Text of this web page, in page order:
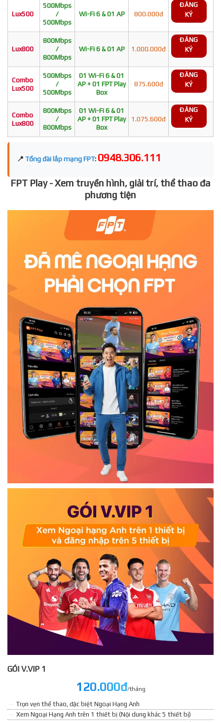
Lux500
500Mbps
/
500Mbps
Wi-Fi 6 & 01 AP 800.000đ
ĐĂNG
KÝ
Lux800
800Mbps
/
800Mbps
Wi-Fi 6 & 01 AP 1.000.000đ
ĐĂNG
KÝ
Combo
Lux500
500Mbps
/
500Mbps
01 Wi-Fi 6 & 01
AP + 01 FPT Play
Box
875.600đ
ĐĂNG
KÝ
Combo
Lux800
800Mbps
/
800Mbps
01 Wi-Fi 6 & 01
AP + 01 FPT Play
Box
1.075.600đ
ĐĂNG
KÝ
📍 Tổng đài lắp mạng FPT: 0948.306.111
FPT Play - Xem truyền hình, giải trí, thể thao đa
phương tiện
GÓI V.VIP 1
120.000đ/tháng
Trọn vẹn thể thao, đặc biệt Ngoại Hạng Anh
Xem Ngoại Hạng Anh trên 1 thiết bị (Nội dung khác 5 thiết bị)